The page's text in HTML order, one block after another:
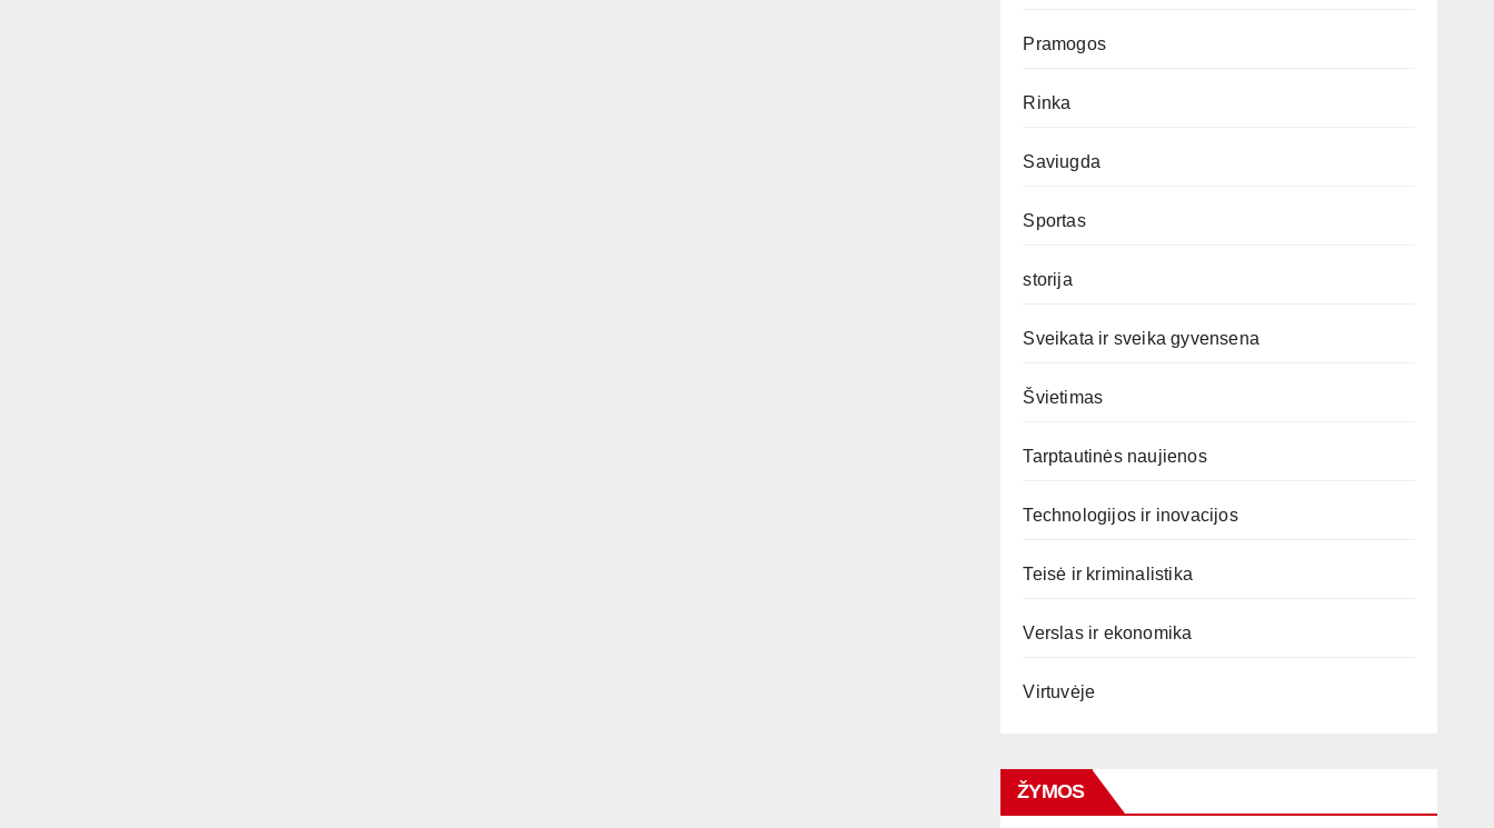
Pramogos
Rinka
Saviugda
Sportas
storija
Sveikata ir sveika gyvensena
Švietimas
Tarptautinės naujienos
Technologijos ir inovacijos
Teisė ir kriminalistika
Verslas ir ekonomika
Virtuvėje
ŽYMOS